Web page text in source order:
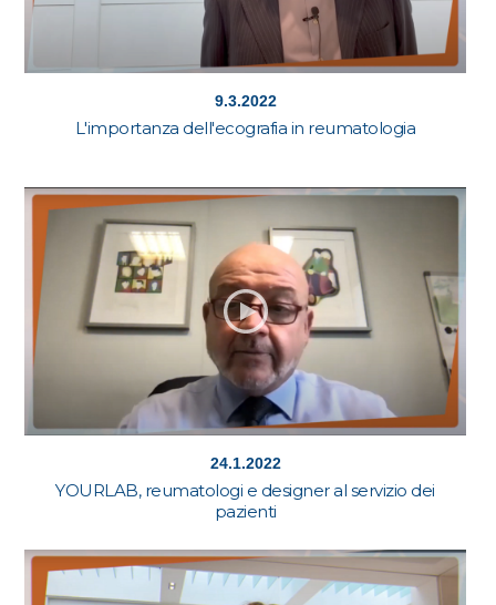
9.3.2022
L'importanza dell'ecografia in reumatologia
24.1.2022
YOURLAB, reumatologi e designer al servizio dei
pazienti